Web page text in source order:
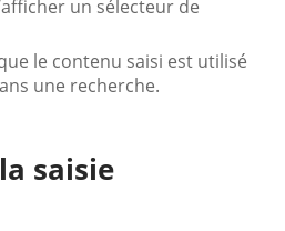
un sélecteur de
le contenu saisi est utilisé
une recherche.
saisie